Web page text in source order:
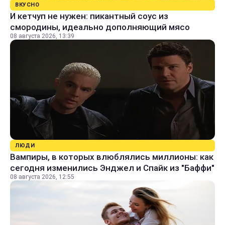
ВКУСНО
И кетчуп не нужен: пикантный соус из
смородины, идеально дополняющий мясо
08 августа 2026, 13:39
ЛЮДИ
Вампиры, в которых влюблялись миллионы: как
сегодня изменились Энджел и Спайк из "Баффи"
08 августа 2026, 12:55